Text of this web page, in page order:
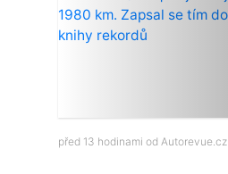
před 13 hodinami od Autorevue.cz